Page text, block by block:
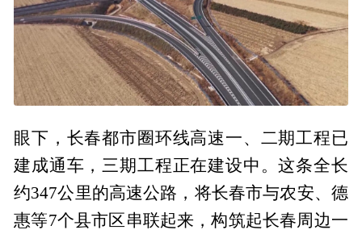
眼下，长春都市圈环线高速一、二期工程已
建成通车，三期工程正在建设中。这条全长
约347公里的高速公路，将长春市与农安、德
惠等7个县市区串联起来，构筑起长春周边一